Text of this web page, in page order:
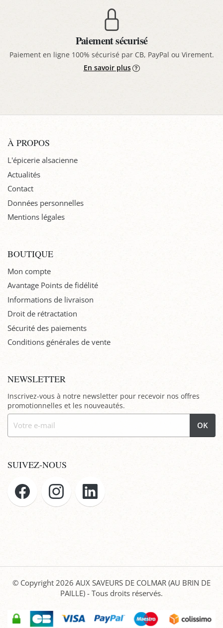
Paiement sécurisé
Paiement en ligne 100% sécurisé par CB, PayPal ou Virement.
En savoir plus
À PROPOS
L'épicerie alsacienne
Actualités
Contact
Données personnelles
Mentions légales
BOUTIQUE
Mon compte
Avantage Points de fidélité
Informations de livraison
Droit de rétractation
Sécurité des paiements
Conditions générales de vente
NEWSLETTER
Inscrivez-vous à notre newsletter pour recevoir nos offres
promotionnelles et les nouveautés.
OK
SUIVEZ-NOUS
© Copyright 2026 AUX SAVEURS DE COLMAR (AU BRIN DE
PAILLE) - Tous droits réservés.